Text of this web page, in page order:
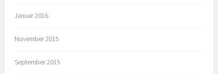
Januar 2016
November 2015
September 2015